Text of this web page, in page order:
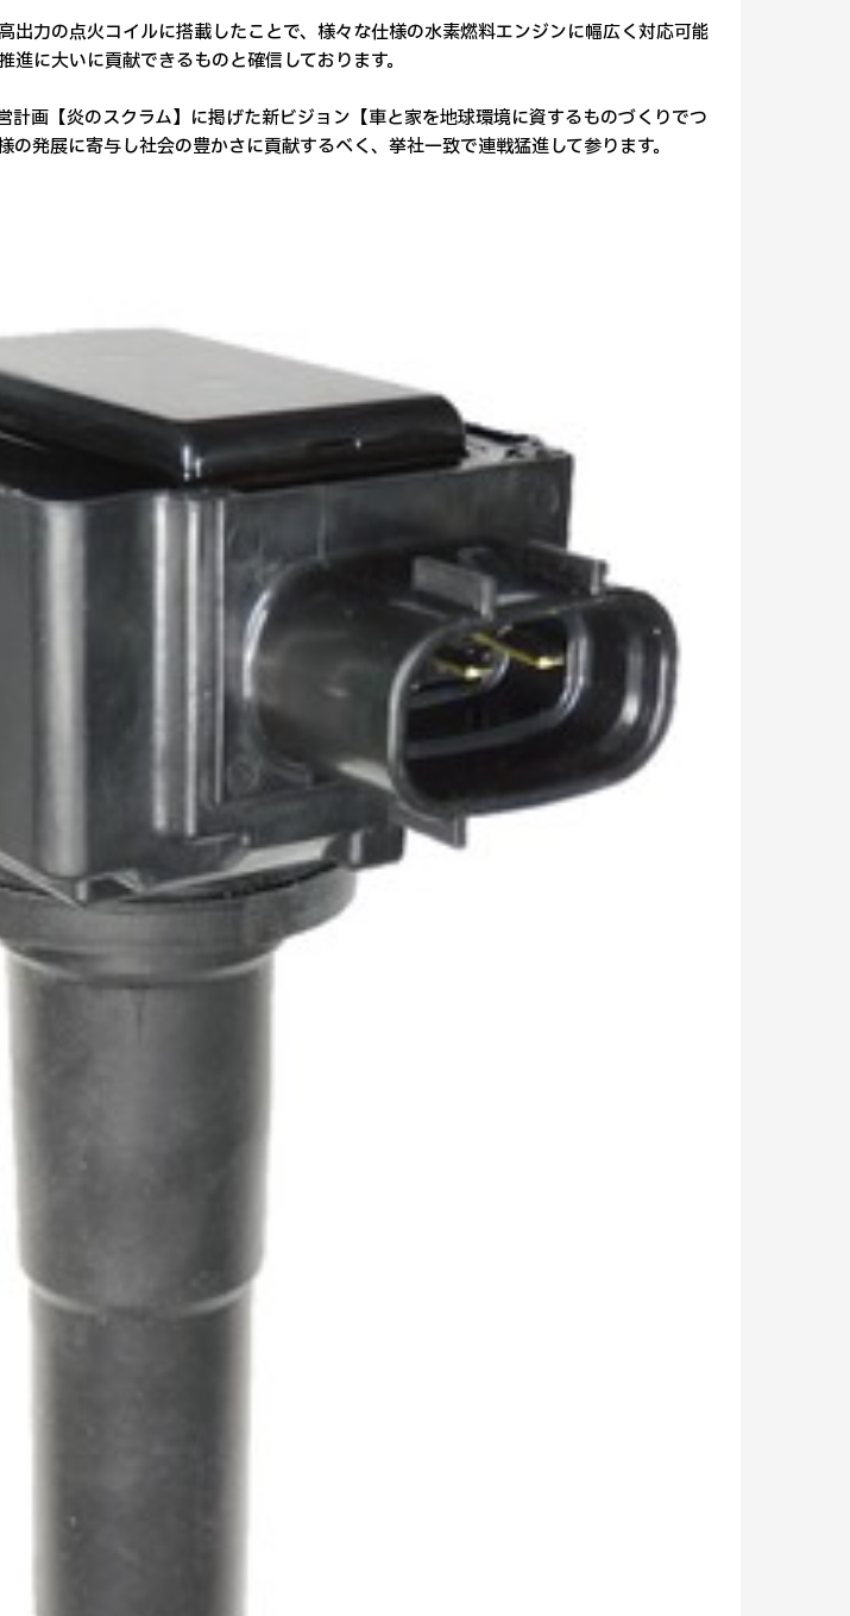
出力の点火コイルに搭載したことで、様々な仕様の水素燃料エンジンに幅広く対応可能
に大いに貢献できるものと確信しております。
計画【炎のスクラム】に掲げた新ビジョン【車と家を地球環境に資するものづくりでつ
発展に寄与し社会の豊かさに貢献するべく、挙社一致で連戦猛進して参ります。